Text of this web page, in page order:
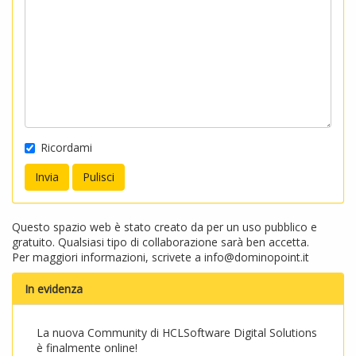
Ricordami
Questo spazio web è stato creato da per un uso pubblico e
gratuito. Qualsiasi tipo di collaborazione sarà ben accetta.
Per maggiori informazioni, scrivete a info@dominopoint.it
In evidenza
La nuova Community di HCLSoftware Digital Solutions
è finalmente online!